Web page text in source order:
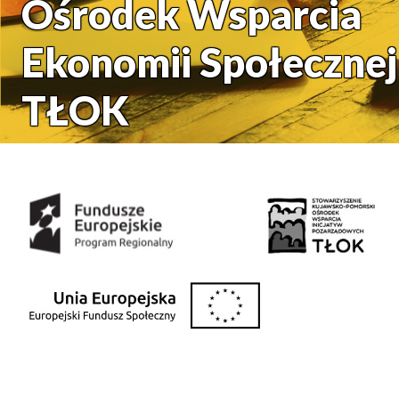
Ośrodek Wsparcia
Ekonomii Społecznej
TŁOK